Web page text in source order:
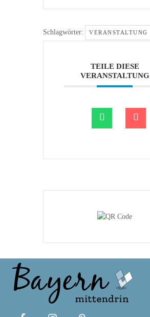
Schlagwörter: VERANSTALTUNG
TEILE DIESE
VERANSTALTUNG